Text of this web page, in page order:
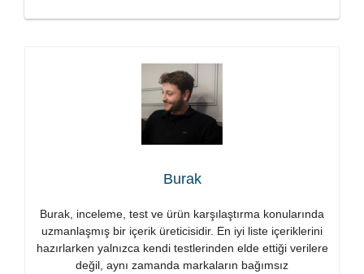
Burak
Burak, inceleme, test ve ürün karşılaştırma konularında
uzmanlaşmış bir içerik üreticisidir. En iyi liste içeriklerini
hazırlarken yalnızca kendi testlerinden elde ettiği verilere
değil, aynı zamanda markaların bağımsız